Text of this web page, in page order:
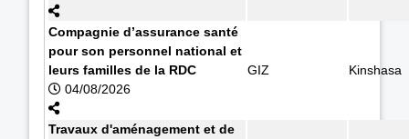
Compagnie d’assurance santé
pour son personnel national et
leurs familles de la RDC
04/08/2026
GIZ Kinshasa
Travaux d'aménagement et de